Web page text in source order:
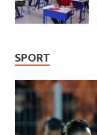
SPORT